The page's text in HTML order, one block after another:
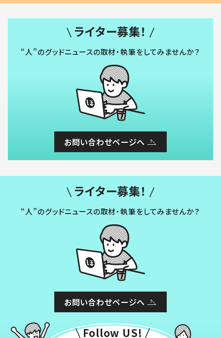
ライター募集！
“人”のグッドニュースの取材・執筆をしてみませんか？
お問い合わせページへ
ライター募集！
“人”のグッドニュースの取材・執筆をしてみませんか？
お問い合わせページへ
Follow US!